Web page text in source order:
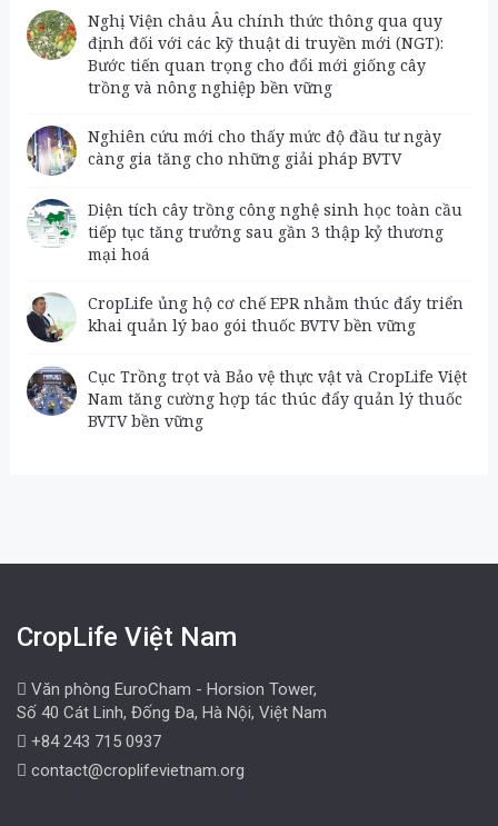
Nghị Viện châu Âu chính thức thông qua quy
định đối với các kỹ thuật di truyền mới (NGT):
Bước tiến quan trọng cho đổi mới giống cây
trồng và nông nghiệp bền vững
Nghiên cứu mới cho thấy mức độ đầu tư ngày
càng gia tăng cho những giải pháp BVTV
Diện tích cây trồng công nghệ sinh học toàn cầu
tiếp tục tăng trưởng sau gần 3 thập kỷ thương
mại hoá
CropLife ủng hộ cơ chế EPR nhằm thúc đẩy triển
khai quản lý bao gói thuốc BVTV bền vững
Cục Trồng trọt và Bảo vệ thực vật và CropLife Việt
Nam tăng cường hợp tác thúc đẩy quản lý thuốc
BVTV bền vững
CropLife Việt Nam
Văn phòng EuroCham - Horsion Tower,
Số 40 Cát Linh, Đống Đa, Hà Nội, Việt Nam
+84 243 715 0937
contact@croplifevietnam.org